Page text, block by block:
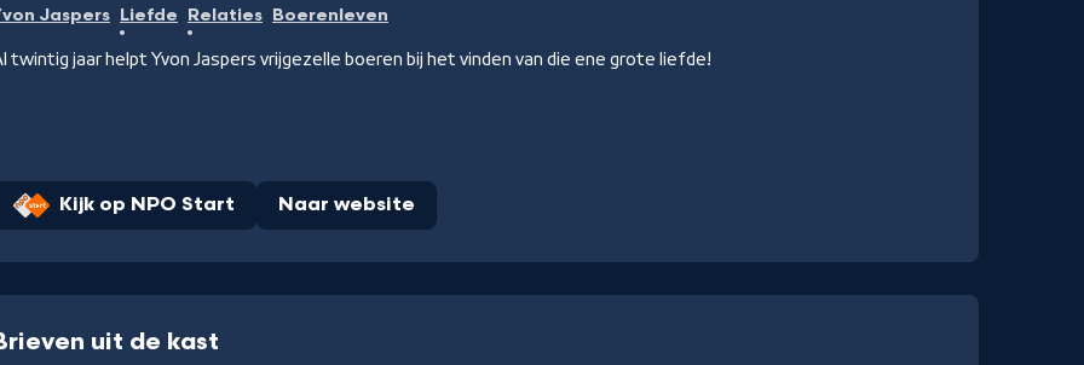
Jaspers Liefde Relaties Boerenleven
twintig jaar helpt Yvon Jaspers vrijgezelle boeren bij het vinden van die ene grote liefde!
Kijk op NPO Start Naar website
uit de kast